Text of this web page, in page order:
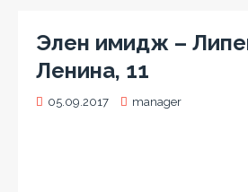
Элен имидж –
Ленина, 11
05.09.2017 manager